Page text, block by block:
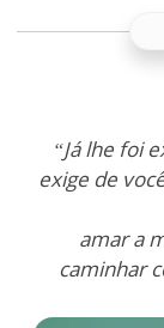
“Já lhe foi
exige de
amar a
caminhar